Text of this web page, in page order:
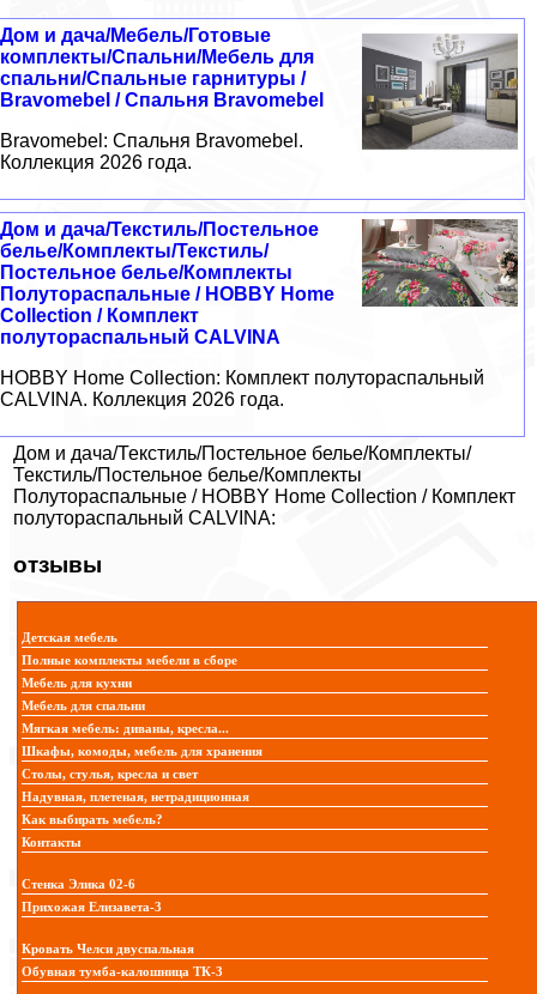
Дом и дача/Мебель/Готовые
комплекты/Спальни/Мебель для
спальни/Спальные гарнитуры /
Bravomebel / Спальня Bravomebel
Bravomebel: Спальня Bravomebel.
Коллекция 2026 года.
Дом и дача/Текстиль/Постельное
белье/Комплекты/Текстиль/
Постельное белье/Комплекты
Полутораспальные / HOBBY Home
Collection / Комплект
полутораспальный CALVINA
HOBBY Home Collection: Комплект полутораспальный
CALVINA. Коллекция 2026 года.
Дом и дача/Текстиль/Постельное белье/Комплекты/
Текстиль/Постельное белье/Комплекты
Полутораспальные / HOBBY Home Collection / Комплект
полутораспальный CALVINA:
отзывы
Детская мебель
Полные комплекты мебели в сборе
Мебель для кухни
Мебель для спальни
Мягкая мебель: диваны, кресла...
Шкафы, комоды, мебель для хранения
Столы, стулья, кресла и свет
Надувная, плетеная, нетрадиционная
Как выбирать мебель?
Контакты
Стенка Элика 02-6
Прихожая Елизавета-3
Кровать Челси двуспальная
Обувная тумба-калошница ТК-3